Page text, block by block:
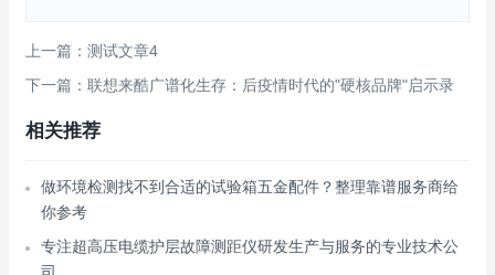
上一篇：测试文章4
下一篇：联想来酷广谱化生存：后疫情时代的"硬核品牌"启示录
相关推荐
做环境检测找不到合适的试验箱五金配件？整理靠谱服务商给
你参考
专注超高压电缆护层故障测距仪研发生产与服务的专业技术公